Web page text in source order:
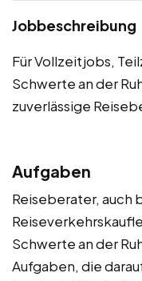
Jobbeschreibung
Für Vollzeitjobs,
Schwerte an der
zuverlässige
Aufgaben
Reiseberater, auch
Schwerte an der
Aufgaben, die